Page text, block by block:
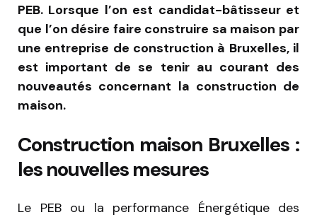
PEB. Lorsque l’on est candidat-bâtisseur et
que l’on désire faire construire sa maison par
une entreprise de construction à Bruxelles, il
est important de se tenir au courant des
nouveautés concernant la construction de
maison.
Construction maison Bruxelles :
les nouvelles mesures
Le PEB ou la performance Énergétique des